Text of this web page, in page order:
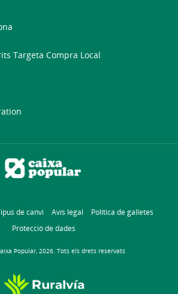
Targeta Compra Local
de canvi Avís legal
Política de galletes
Protecció de dades
Popular, 2026. Tots els drets reservats